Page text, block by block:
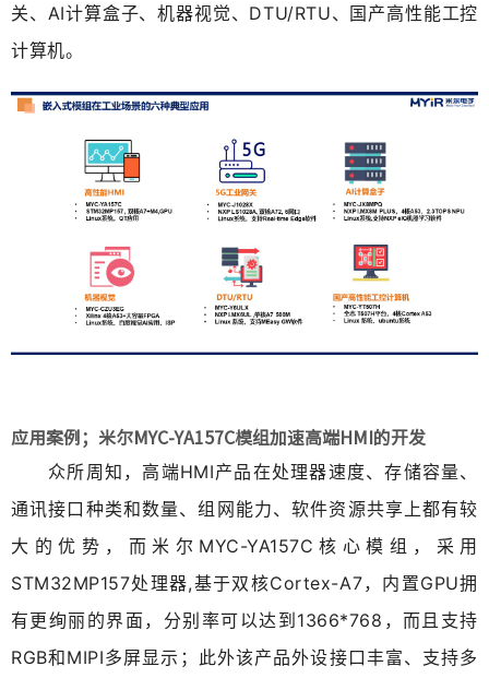
关、AI计算盒子、机器视觉、DTU/RTU、国产高性能工控
计算机。
应用案例；米尔MYC-YA157C模组加速高端HMI的开发
众所周知，高端HMI产品在处理器速度、存储容量、
通讯接口种类和数量、组网能力、软件资源共享上都有较
大的优势，而米尔MYC-YA157C核心模组，采用
STM32MP157处理器,基于双核Cortex-A7，内置GPU拥
有更绚丽的界面，分别率可以达到1366*768，而且支持
RGB和MIPI多屏显示；此外该产品外设接口丰富、 支持多